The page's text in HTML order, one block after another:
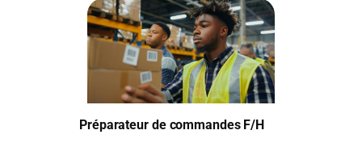
Préparateur de commandes F/H